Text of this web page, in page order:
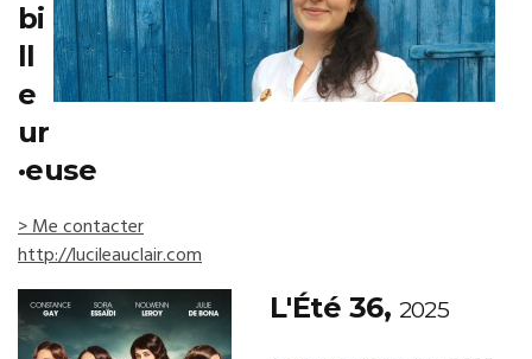
bi
ll
e
ur
·euse
> Me contacter
http://lucileauclair.com
L'Été 36, 2025